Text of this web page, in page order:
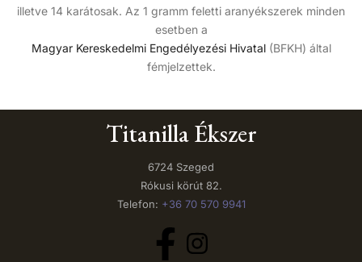
illetve 14 karátosak. Az 1 gramm feletti aranyékszerek minden
esetben a
Magyar Kereskedelmi Engedélyezési Hivatal(BFKH) által
fémjelzettek.
Titanilla Ékszer
6724 Szeged
Rókusi körút 82.
Telefon: +36 70 570 9941